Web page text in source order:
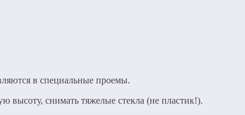
в специальные проемы.
высоту, снимать тяжелые стекла (не пластик!).